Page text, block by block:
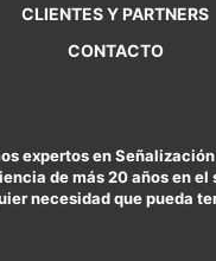
CLIENTES Y PARTNERS
CONTACTO
expertos en
de más 20 años en el
necesidad que pueda